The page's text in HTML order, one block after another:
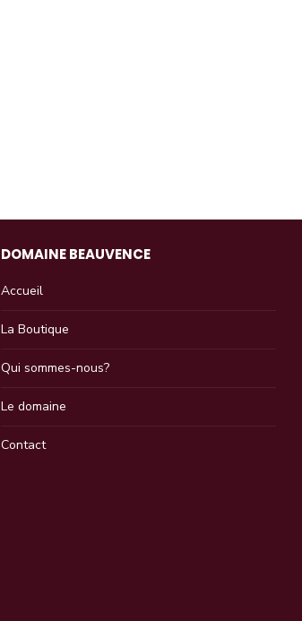
DOMAINE BEAUVENCE
Accueil
La Boutique
Qui sommes-nous?
Le domaine
Contact